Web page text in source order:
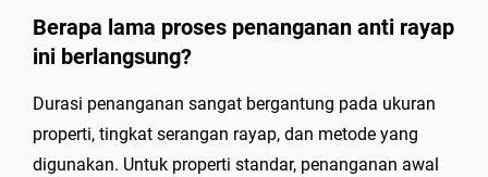
Berapa lama proses penanganan anti rayap
ini berlangsung?
Durasi penanganan sangat bergantung pada ukuran
properti, tingkat serangan rayap, dan metode yang
digunakan. Untuk properti standar, penanganan awal